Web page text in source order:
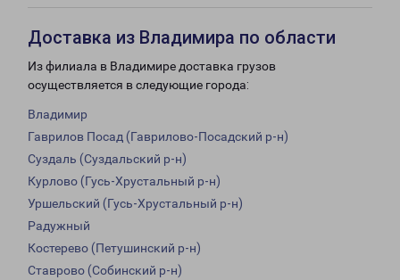
Доставка из Владимира по области
Из филиала в Владимире доставка грузов
осуществляется в следующие города:
Владимир
Гаврилов Посад (Гаврилово-Посадский р-н)
Суздаль (Суздальский р-н)
Курлово (Гусь-Хрустальный р-н)
Уршельский (Гусь-Хрустальный р-н)
Радужный
Костерево (Петушинский р-н)
Ставрово (Собинский р-н)